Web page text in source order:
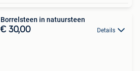
Borrelsteen in natuursteen
€ 30,00 Details